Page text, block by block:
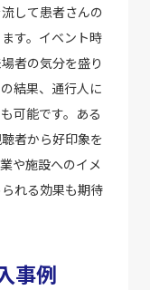
して患者さんの
す。イベント時
者の気分を盛り
結果、通行人に
可能です。ある
者から好印象を
や施設へのイメ
れる効果も期待
事例